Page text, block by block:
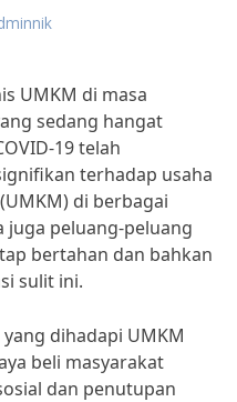
UMKM di masa
sedang hangat
19 telah
terhadap usaha
di berbagai
juga peluang-peluang
bertahan dan bahkan
sulit ini.
dihadapi UMKM
beli masyarakat
dan penutupan